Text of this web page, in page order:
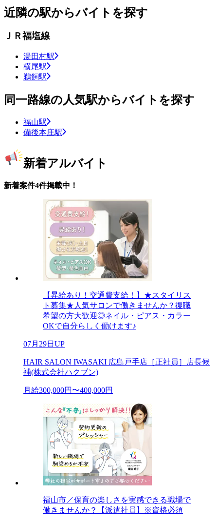
近隣の駅からバイトを探す
ＪＲ福塩線
湯田村駅
横尾駅
鵜飼駅
同一路線の人気駅からバイトを探す
福山駅
備後本庄駅
新着アルバイト
新着案件4件掲載中！
【昇給あり！交通費支給！】★スタイリス
ト募集★人気サロンで働きませんか？復職
希望の方大歓迎◎ネイル・ピアス・カラー
OKで自分らしく働けます♪
07月29日UP
HAIR SALON IWASAKI 広島戸手店［正社員］店長候
補(株式会社ハクブン)
月給300,000円〜400,000円
福山市／保育の楽しさを実感できる職場で
働きませんか？【派遣社員】※資格必須